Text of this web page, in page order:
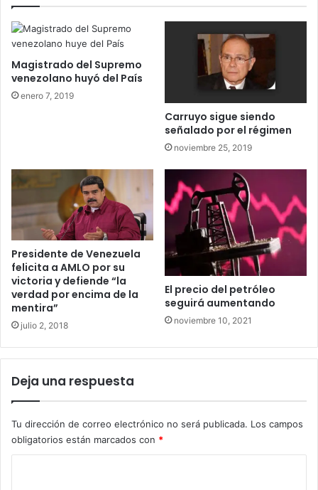
Magistrado del Supremo
venezolano huyó del País
enero 7, 2019
Carruyo sigue siendo
señalado por el régimen
noviembre 25, 2019
Presidente de Venezuela
felicita a AMLO por su
victoria y defiende “la
verdad por encima de la
mentira”
julio 2, 2018
El precio del petróleo
seguirá aumentando
noviembre 10, 2021
Deja una respuesta
Tu dirección de correo electrónico no será publicada. Los campos
obligatorios están marcados con *